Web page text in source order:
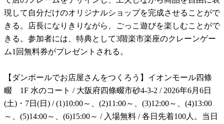
現して自分だけのオリジナルショップを完成させることがで
きる。店長になりきりながら、ごっこ遊びを楽しむことがで
きる。参加者には、特典として3階楽市楽座のクレーンゲー
ム1回無料券がプレゼントされる。
【ダンボールでお店屋さんをつくろう】イオンモール四條
畷 1F 水のコート / 大阪府四條畷市砂4-3-2 / 2026年6月6日
(土)・7日(日) / (1)10:00～、(2)11:00～、(3)12:00～、(4)13:00
～、(5)14:00～、(6)15:00～ / 入場無料 / 各日先着100人。当日